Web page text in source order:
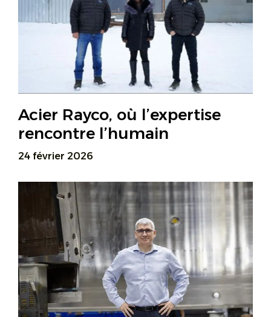
Acier Rayco, où l’expertise
rencontre l’humain
24 février 2026